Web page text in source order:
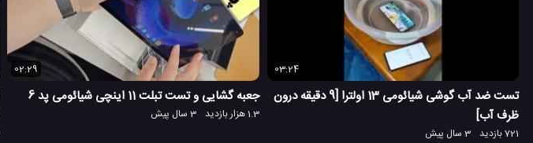
03:24
تست ضد آب گوشی شیائومی 13 اولترا [9 دقیقه درون
ظرف آب]
721 بازدید 3 سال پیش
02:29
جعبه گشایی و تست تبلت 11 اینچی شیائومی پد 6
1.3 هزار بازدید 3 سال پیش